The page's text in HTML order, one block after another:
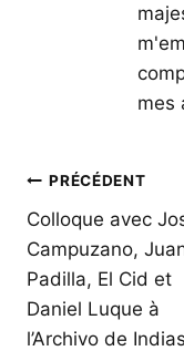
mes
Navigation
de
l’article
PRÉCÉDENT
Colloque avec
Campuzano,
Padilla, El Cid et
Daniel Luque à
l’Archivo de